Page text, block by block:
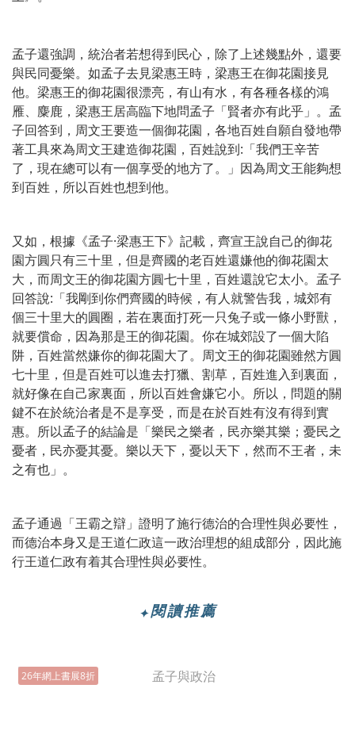
孟子還強調，統治者若想得到民心，除了上述幾點外，還要
與民同憂樂。如孟子去見梁惠王時，梁惠王在御花園接見
他。梁惠王的御花園很漂亮，有山有水，有各種各樣的鴻
雁、麋鹿，梁惠王居高臨下地問孟子「賢者亦有此乎」。孟
子回答到，周文王要造一個御花園，各地百姓自願自發地帶
著工具來為周文王建造御花園，百姓說到:「我們王辛苦
了，現在總可以有一個享受的地方了。」因為周文王能夠想
到百姓，所以百姓也想到他。
又如，根據《孟子·梁惠王下》記載，齊宣王說自己的御花
園方圓只有三十里，但是齊國的老百姓還嫌他的御花園太
大，而周文王的御花園方圓七十里，百姓還說它太小。孟子
回答說:「我剛到你們齊國的時候，有人就警告我，城郊有
個三十里大的圓圈，若在裏面打死一只兔子或一條小野獸，
就要償命，因為那是王的御花園。你在城郊設了一個大陷
阱，百姓當然嫌你的御花園大了。周文王的御花園雖然方圓
七十里，但是百姓可以進去打獵、割草，百姓進入到裏面，
就好像在自己家裏面，所以百姓會嫌它小。所以，問題的關
鍵不在於統治者是不是享受，而是在於百姓有沒有得到實
惠。所以孟子的結論是「樂民之樂者，民亦樂其樂；憂民之
憂者，民亦憂其憂。樂以天下，憂以天下，然而不王者，未
之有也」。
孟子通過「王霸之辯」證明了施行德治的合理性與必要性，
而德治本身又是王道仁政這一政治理想的組成部分，因此施
行王道仁政有着其合理性與必要性。
✦閱讀推薦
26年網上書展8折